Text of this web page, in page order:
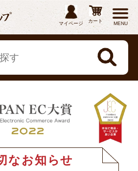
マイページ カート MENU
なお知らせ